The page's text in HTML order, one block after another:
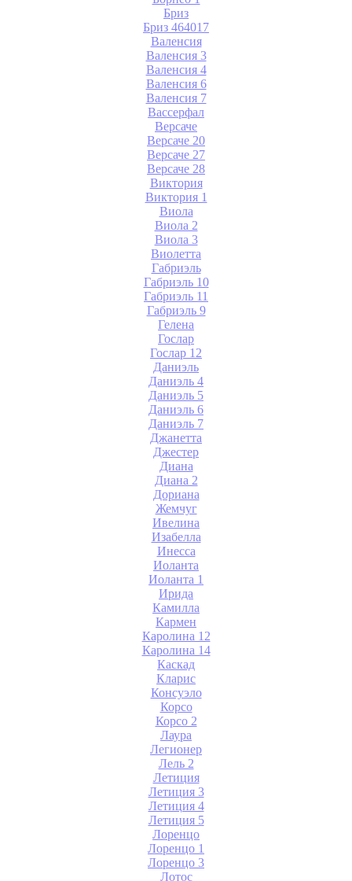
Бриз
Бриз 464017
Валенсия
Валенсия 3
Валенсия 4
Валенсия 6
Валенсия 7
Вассерфал
Версаче
Версаче 20
Версаче 27
Версаче 28
Виктория
Виктория 1
Виола
Виола 2
Виола 3
Виолетта
Габриэль
Габриэль 10
Габриэль 11
Габриэль 9
Гелена
Гослар
Гослар 12
Даниэль
Даниэль 4
Даниэль 5
Даниэль 6
Даниэль 7
Джанетта
Джестер
Диана
Диана 2
Дориана
Жемчуг
Ивелина
Изабелла
Инесса
Иоланта
Иоланта 1
Ирида
Камилла
Кармен
Каролина 12
Каролина 14
Каскад
Кларис
Консуэло
Корсо
Корсо 2
Лаура
Легионер
Лель 2
Летиция
Летиция 3
Летиция 4
Летиция 5
Лоренцо
Лоренцо 1
Лоренцо 3
Лотос